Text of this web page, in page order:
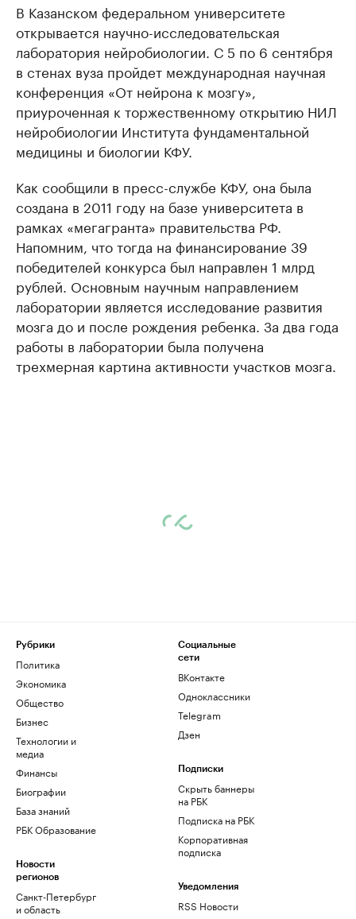
В Казанском федеральном университете
открывается научно-исследовательская
лаборатория нейробиологии. С 5 по 6 сентября
в стенах вуза пройдет международная научная
конференция «От нейрона к мозгу»,
приуроченная к торжественному открытию НИЛ
нейробиологии Института фундаментальной
медицины и биологии КФУ.
Как сообщили в пресс-службе КФУ, она была
создана в 2011 году на базе университета в
рамках «мегагранта» правительства РФ.
Напомним, что тогда на финансирование 39
победителей конкурса был направлен 1 млрд
рублей. Основным научным направлением
лаборатории является исследование развития
мозга до и после рождения ребенка. За два года
работы в лаборатории была получена
трехмерная картина активности участков мозга.
Рубрики
Политика
Экономика
Общество
Бизнес
Технологии и
медиа
Финансы
Биографии
База знаний
РБК Образование
Новости
регионов
Санкт-Петербург
и область
Социальные
сети
ВКонтакте
Одноклассники
Telegram
Дзен
Подписки
Скрыть баннеры
на РБК
Подписка на РБК
Корпоративная
подписка
Уведомления
RSS Новости